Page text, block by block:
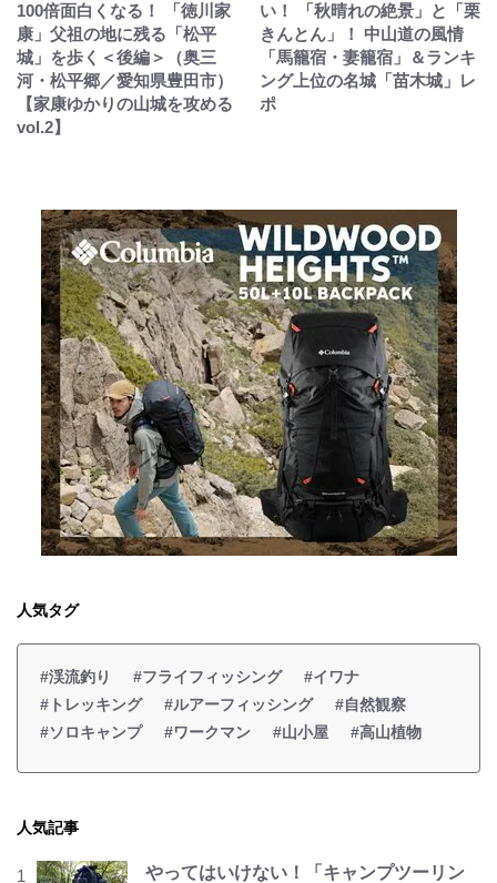
100倍面白くなる！ 「徳川家
康」父祖の地に残る「松平
城」を歩く＜後編＞（奥三
河・松平郷／愛知県豊田市）
【家康ゆかりの山城を攻める
vol.2】
い！ 「秋晴れの絶景」と「栗
きんとん」！ 中山道の風情
「馬籠宿・妻籠宿」＆ランキ
ング上位の名城「苗木城」レ
ポ
人気タグ
#渓流釣り #フライフィッシング
#イワナ
#トレッキング
#ルアーフィッシング
#自然観察
#ソロキャンプ
#ワークマン #山小屋 #高山植物
人気記事
やってはいけない！「キャンプツーリン